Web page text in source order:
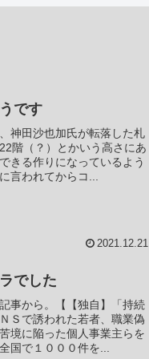
です
神田沙也加氏が転落した札
階（？）とかいう高さにあ
きる作りになっているよう
言われてからコ...
2021.12.21
でした
事から。【【独自】「持続
Ｓで誘われた若者、職業偽
境に陥った個人事業主らを
国で１０００件を...